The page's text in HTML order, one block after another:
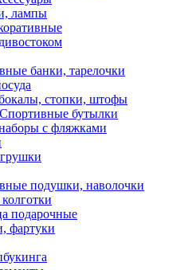
лампы
банки, тарелочки
стопки, штофы
бутылки
с фляжками
подушки, наволочки
подарочные
фартуки